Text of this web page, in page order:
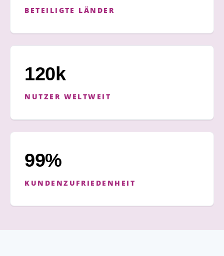
BETEILIGTE LÄNDER
120k
NUTZER WELTWEIT
99%
KUNDENZUFRIEDENHEIT